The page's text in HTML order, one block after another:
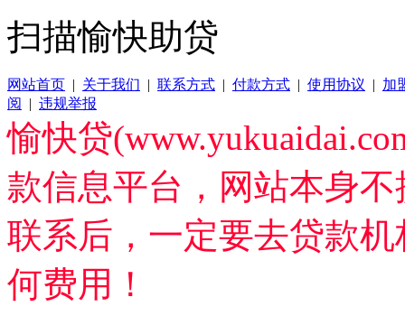
扫描愉快助贷
网站首页 | 关于我们 | 联系方式 | 付款方式 | 使用协议 | 加
阅
| 违规举报
愉快贷
款信息平台，网站本身
联系后，一定要去贷款
何费用！